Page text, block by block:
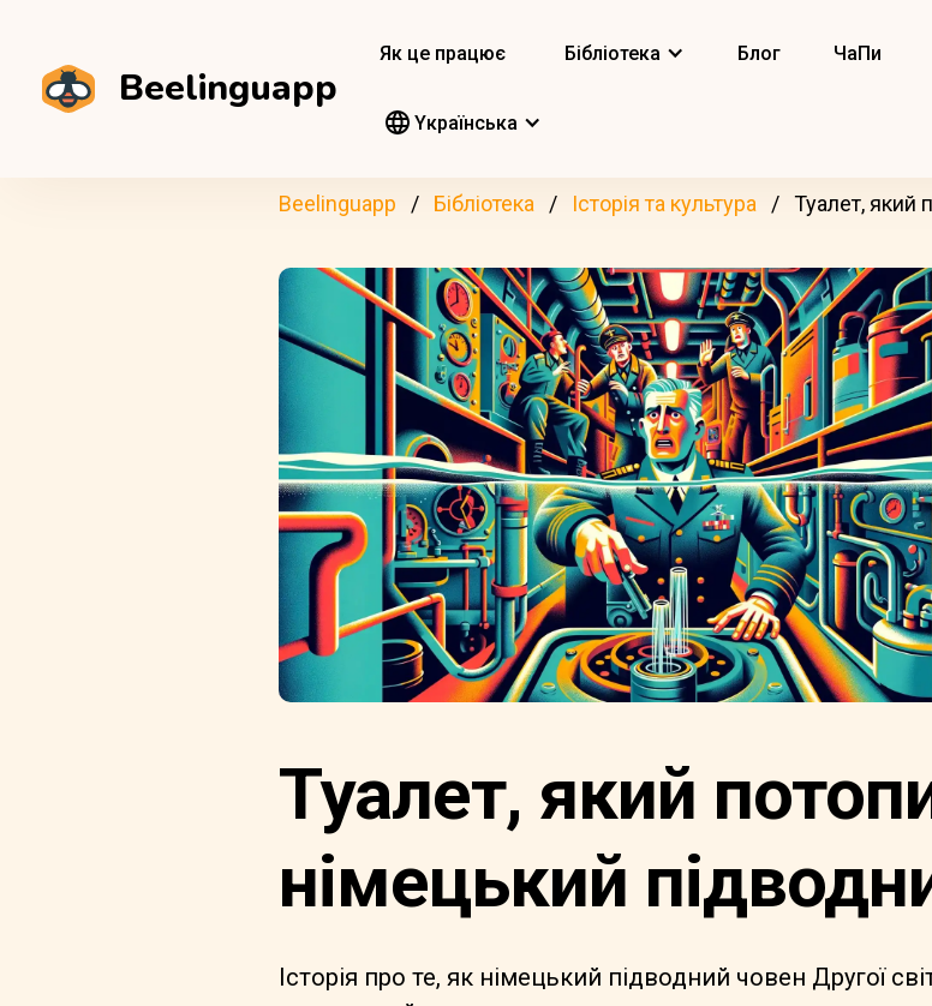
Beelinguapp
Як це працює Бібліотека Блог ЧаПи
Yкраїнська
Beelinguapp Бібліотека Історія та культура Туалет, який
Туалет, який
німецький
Історія про те, як німецький підводний човен Другої